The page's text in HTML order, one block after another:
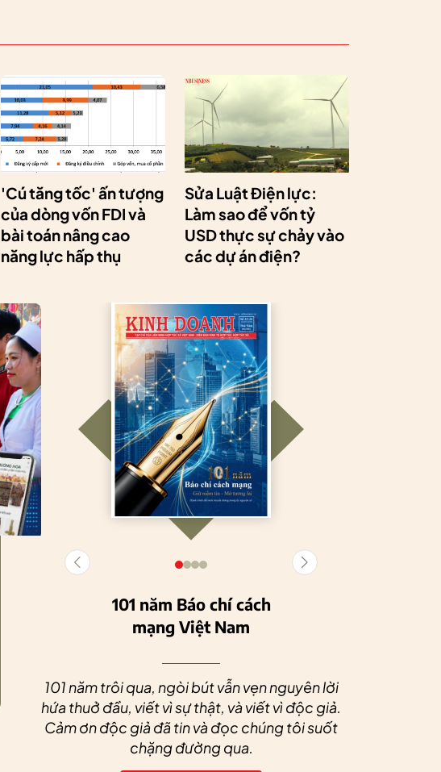
'Cú tăng tốc' ấn tượng
của dòng vốn FDI và
bài toán nâng cao
năng lực hấp thụ
Sửa Luật Điện lực:
Làm sao để vốn tỷ
USD thực sự chảy vào
các dự án điện?
lực cho nông
nghiệp bền vững
101 năm Báo chí cách
mạng Việt Nam
101 năm trôi qua, ngòi bút vẫn vẹn nguyên lời
hứa thuở đầu, viết vì sự thật, và viết vì độc giả.
Cảm ơn độc giả đã tin và đọc chúng tôi suốt
chặng đường qua.